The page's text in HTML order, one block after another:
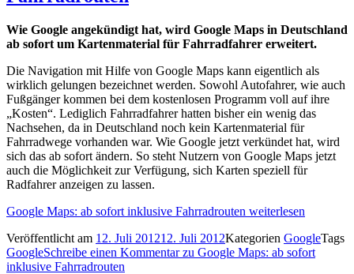
Wie Google angekündigt hat, wird Google Maps in Deutschland
ab sofort um Kartenmaterial für Fahrradfahrer erweitert.
Die Navigation mit Hilfe von Google Maps kann eigentlich als
wirklich gelungen bezeichnet werden. Sowohl Autofahrer, wie auch
Fußgänger kommen bei dem kostenlosen Programm voll auf ihre
„Kosten“. Lediglich Fahrradfahrer hatten bisher ein wenig das
Nachsehen, da in Deutschland noch kein Kartenmaterial für
Fahrradwege vorhanden war. Wie Google jetzt verkündet hat, wird
sich das ab sofort ändern. So steht Nutzern von Google Maps jetzt
auch die Möglichkeit zur Verfügung, sich Karten speziell für
Radfahrer anzeigen zu lassen.
Google Maps: ab sofort inklusive Fahrradrouten weiterlesen
Veröffentlicht am 12. Juli 201212. Juli 2012Kategorien GoogleTags
GoogleSchreibe einen Kommentarzu Google Maps: ab sofort
inklusive Fahrradrouten